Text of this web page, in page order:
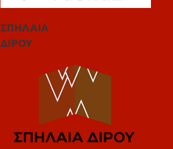
ΣΠΗΛΑΙΑ
ΔΙΡΟΥ